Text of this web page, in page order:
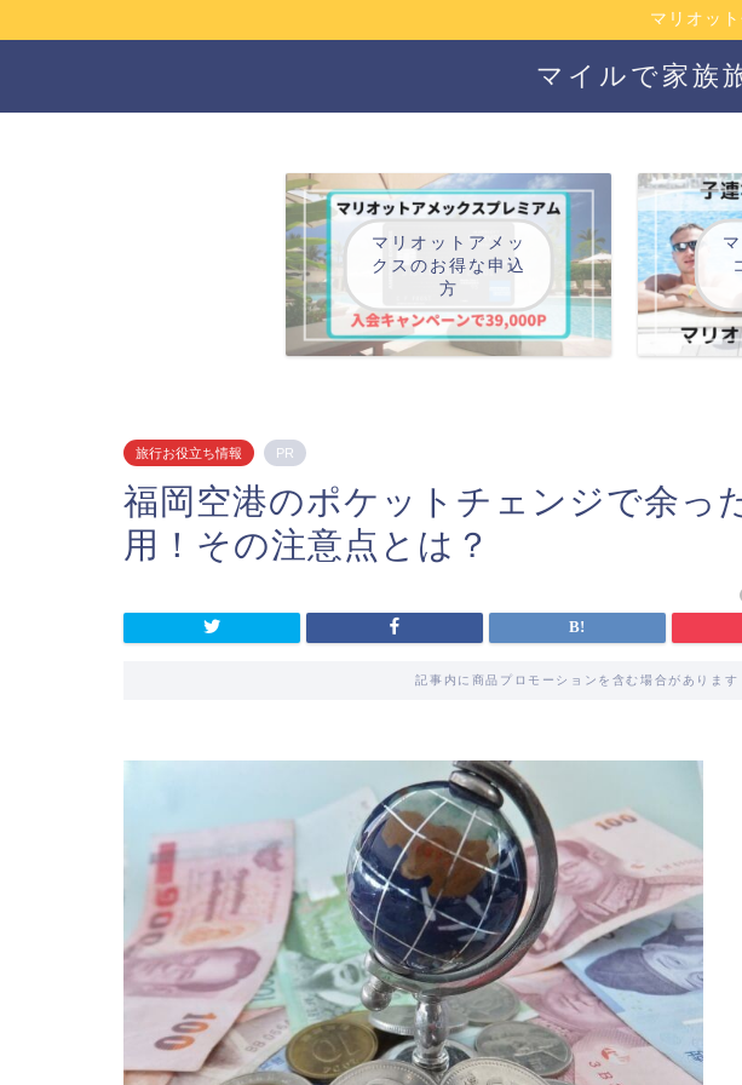
マリオッ
マイルで家族
マリオットアメッ
クスのお得な申込
方
旅行お役立ち情報 PR
福岡空港のポケットチェンジで余っ
用！その注意点とは？
記事内に商品プロモーションを含む場合があります